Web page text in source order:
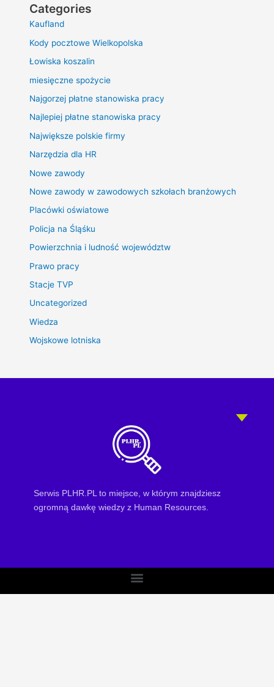
Categories
Kaufland
Kody pocztowe Wielkopolska
Łowiska koszalin
miesięczne spożycie
Najgorzej płatne stanowiska pracy
Najlepiej płatne stanowiska pracy
Największe polskie firmy
Narzędzia dla HR
Nowe zawody
Nowe zawody w zawodowych szkołach branżowych
Placówki oświatowe
Policja na Śląśku
Powierzchnia i ludność województw
Prawo pracy
Stacje TVP
Uncategorized
Wiedza
Wojskowe lotniska
Serwis PLHR.PL to miejsce, w którym znajdziesz
ogromną dawkę wiedzy z Human Resources.
Menu